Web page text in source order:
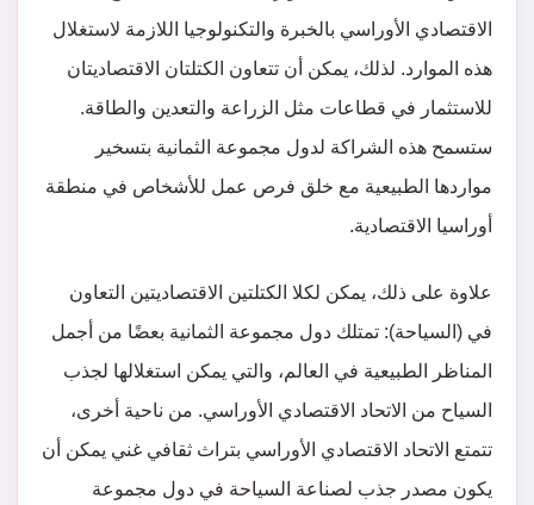
الاقتصادي الأوراسي بالخبرة والتكنولوجيا اللازمة لاستغلال
هذه الموارد. لذلك، يمكن أن تتعاون الكتلتان الاقتصاديتان
للاستثمار في قطاعات مثل الزراعة والتعدين والطاقة.
ستسمح هذه الشراكة لدول مجموعة الثمانية بتسخير
مواردها الطبيعية مع خلق فرص عمل للأشخاص في منطقة
أوراسيا الاقتصادية.
علاوة على ذلك، يمكن لكلا الكتلتين الاقتصاديتين التعاون
في (السياحة): تمتلك دول مجموعة الثمانية بعضًا من أجمل
المناظر الطبيعية في العالم، والتي يمكن استغلالها لجذب
السياح من الاتحاد الاقتصادي الأوراسي. من ناحية أخرى،
تتمتع الاتحاد الاقتصادي الأوراسي بتراث ثقافي غني يمكن أن
يكون مصدر جذب لصناعة السياحة في دول مجموعة